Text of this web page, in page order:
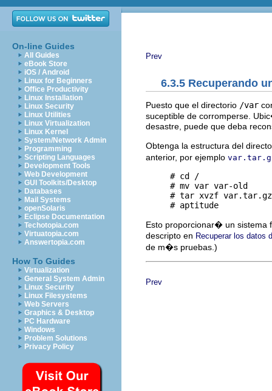
On-line Guides
All Guides
eBook Store
iOS / Android
Linux for Beginners
Office Productivity
Linux Installation
Linux Security
Linux Utilities
Linux Virtualization
Linux Kernel
System/Network Admin
Programming
Scripting Languages
Development Tools
Web Development
GUI Toolkits/Desktop
Databases
Mail Systems
openSolaris
Eclipse Documentation
Techotopia.com
Virtuatopia.com
Answertopia.com
How To Guides
Virtualization
General System Admin
Linux Security
Linux Filesystems
Web Servers
Graphics & Desktop
PC Hardware
Windows
Problem Solutions
Privacy Policy
Prev
6.3.5 Recuperando
Puesto que el directorio /var
suceptible de corromperse.
desastre, puede que deba
Obtenga la estructura del
anterior, por ejemplo
     # cd /
# mv var var-old
# tar xvzf
Esto proporcionar� un sistema
descripto en Recuperar los
de m�s pruebas.)
Prev